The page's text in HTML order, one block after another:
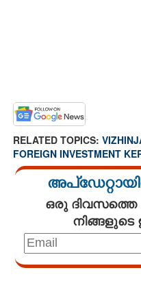
RELATED TOPICS:
FOREIGN INVESTMENT
ഒരു